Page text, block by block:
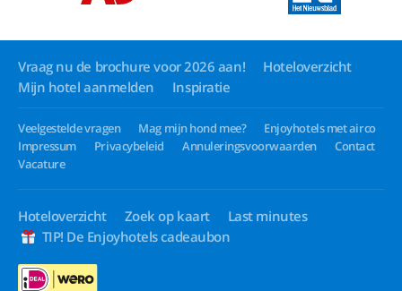
Vraag nu de brochure voor 2026 aan!
Hoteloverzicht
Mijn hotel aanmelden
Inspiratie
Veelgestelde vragen Mag mijn hond mee?
Enjoyhotels met airco
Impressum
Privacybeleid Annuleringsvoorwaarden
Contact
Vacature
Hoteloverzicht Zoek op kaart
Last minutes
TIP! De Enjoyhotels cadeaubon